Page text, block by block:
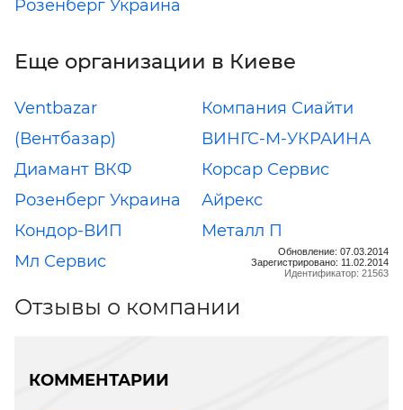
Розенберг Украина
Еще организации в Киеве
Ventbazar
(Вентбазар)
Компания Сиайти
ВИНГС-М-УКРАИНА
Диамант ВКФ
Корсар Сервис
Розенберг Украина
Айрекс
Кондор-ВИП
Металл П
Мл Сервис
Обновление: 07.03.2014
Зарегистрировано: 11.02.2014
Идентификатор: 21563
Отзывы о компании
КОММЕНТАРИИ